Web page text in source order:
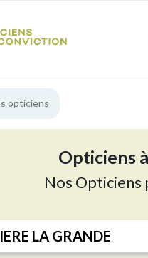
opticiens
Opticiens
Nos Opticiens